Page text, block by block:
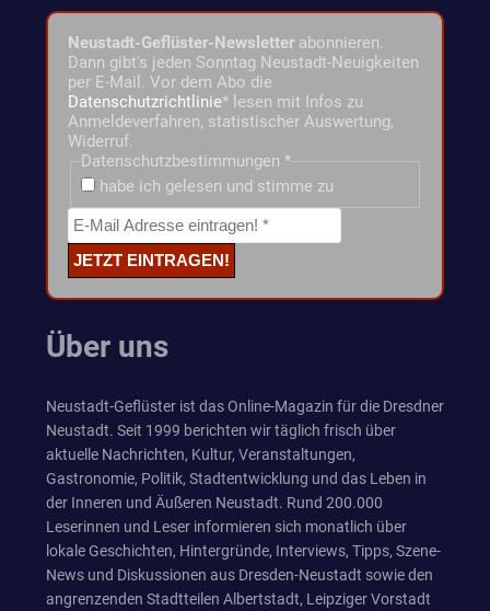
Neustadt-Geflüster-Newsletter abonnieren.
Dann gibt's jeden Sonntag Neustadt-Neuigkeiten
per E-Mail. Vor dem Abo die
Datenschutzrichtlinie* lesen mit Infos zu
Anmeldeverfahren, statistischer Auswertung,
Widerruf.
Datenschutzbestimmungen *
habe ich gelesen und stimme zu
Über uns
Neustadt-Geflüster ist das Online-Magazin für die Dresdner
Neustadt. Seit 1999 berichten wir täglich frisch über
aktuelle Nachrichten, Kultur, Veranstaltungen,
Gastronomie, Politik, Stadtentwicklung und das Leben in
der Inneren und Äußeren Neustadt. Rund 200.000
Leserinnen und Leser informieren sich monatlich über
lokale Geschichten, Hintergründe, Interviews, Tipps, Szene-
News und Diskussionen aus Dresden-Neustadt sowie den
angrenzenden Stadtteilen Albertstadt, Leipziger Vorstadt